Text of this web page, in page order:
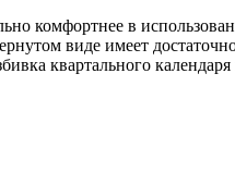
комфортнее в
виде имеет
квартального